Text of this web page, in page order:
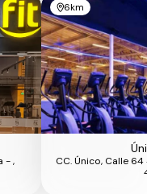
- ,
6km
CC. Único, Calle